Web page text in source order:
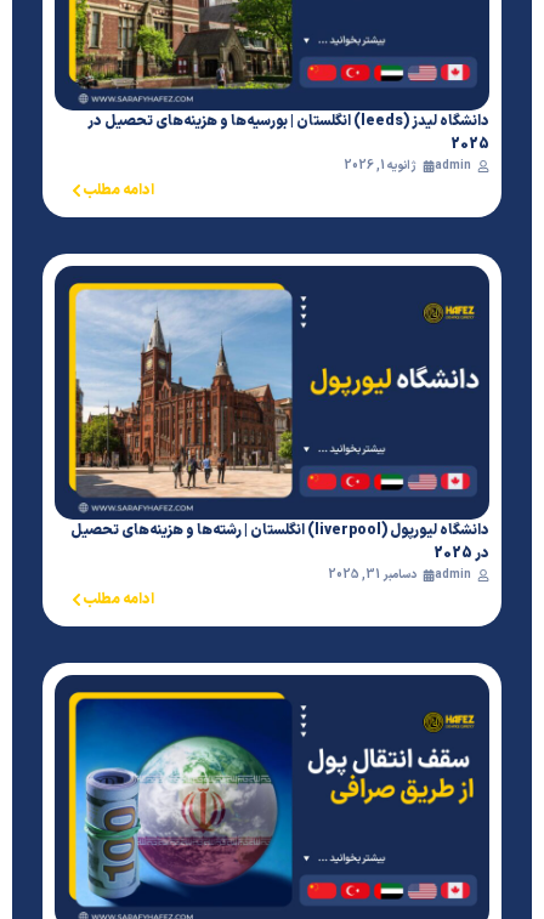
دانشگاه لیدز (leeds) انگلستان | بورسیه‌ها و هزینه‌های تحصیل در
admin ژانویه 1, 2026
ادامه مطلب
دانشگاه لیورپول (liverpool) انگلستان | رشته‌ها و هزینه‌های تحصیل
admin دسامبر 31, 2025
ادامه مطلب